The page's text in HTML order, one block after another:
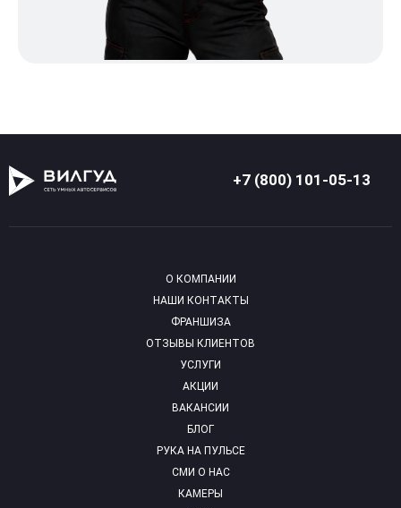
+7 (800) 101-05-13
О КОМПАНИИ
НАШИ КОНТАКТЫ
ФРАНШИЗА
ОТЗЫВЫ КЛИЕНТОВ
УСЛУГИ
АКЦИИ
ВАКАНСИИ
БЛОГ
РУКА НА ПУЛЬСЕ
СМИ О НАС
КАМЕРЫ